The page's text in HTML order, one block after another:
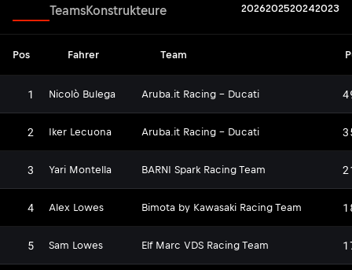
TeamsKonstrukteure 2026202520242023
Pos Fahrer Team
1 Nicolò Bulega Aruba.it Racing - Ducati
2 Iker Lecuona Aruba.it Racing - Ducati
3 Yari Montella BARNI Spark Racing Team
4 Alex Lowes Bimota by Kawasaki Racing Team
5 Sam Lowes Elf Marc VDS Racing Team